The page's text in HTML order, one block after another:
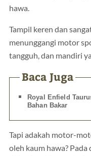
hawa.
Tampil keren dan
menunggangi motor
tangguh, dan mandiri
Baca Juga
Royal Enfield
Bahan Bakar
Tapi adakah motor-
oleh kaum hawa?